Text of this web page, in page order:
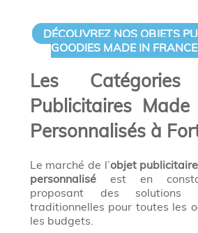
DÉCOUVREZ NOS OBJETS
GOODIES MADE IN
Les Catégories
Publicitaires
Personnalisés à
Le marché de l’objet
personnaliséest en
proposant des solutions
traditionnelles pour toutes les
les budgets.